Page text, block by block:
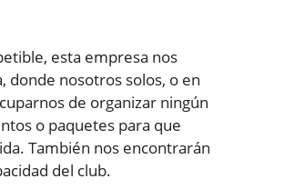
esta empresa nos
donde nosotros solos, o en
de organizar ningún
o paquetes para que
También nos encontrarán
del club.